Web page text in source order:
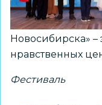
Новосибирска»
нравственных
Фестиваль